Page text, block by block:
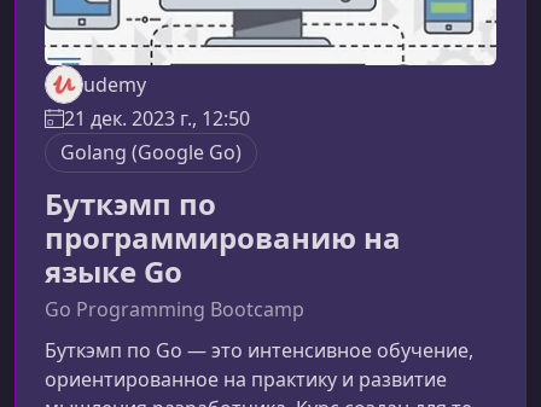
udemy
21 дек. 2023 г., 12:50
Golang (Google Go)
Буткэмп по
программированию на
языке Go
Go Programming Bootcamp
Буткэмп по Go — это интенсивное обучение,
ориентированное на практику и развитие